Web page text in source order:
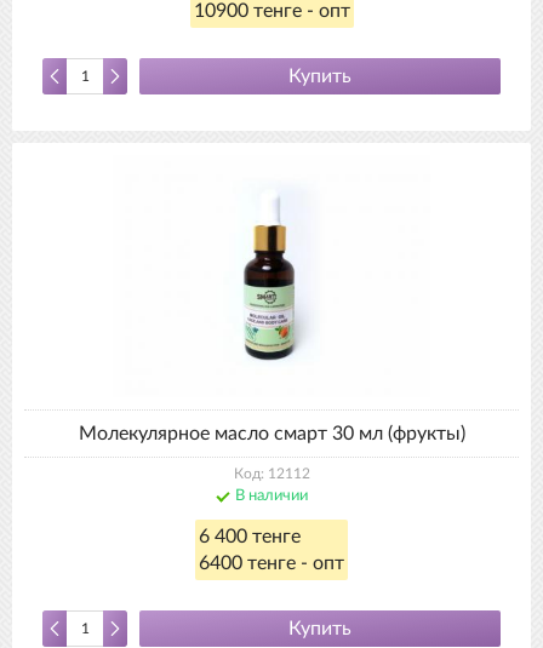
10900 тенге - опт
Купить
Молекулярное масло смарт 30 мл (фрукты)
Код: 12112
В наличии
6 400 тенге
6400 тенге - опт
Купить